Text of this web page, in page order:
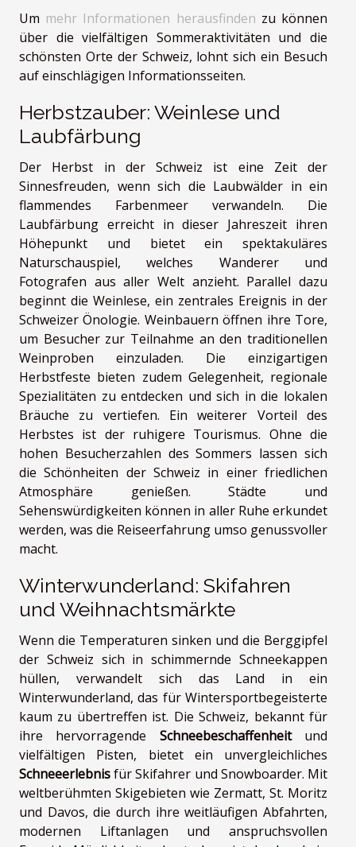
Um mehr Informationen herausfinden zu können
über die vielfältigen Sommeraktivitäten und die
schönsten Orte der Schweiz, lohnt sich ein Besuch
auf einschlägigen Informationsseiten.
Herbstzauber: Weinlese und
Laubfärbung
Der Herbst in der Schweiz ist eine Zeit der
Sinnesfreuden, wenn sich die Laubwälder in ein
flammendes Farbenmeer verwandeln. Die
Laubfärbung erreicht in dieser Jahreszeit ihren
Höhepunkt und bietet ein spektakuläres
Naturschauspiel, welches Wanderer und
Fotografen aus aller Welt anzieht. Parallel dazu
beginnt die Weinlese, ein zentrales Ereignis in der
Schweizer Önologie. Weinbauern öffnen ihre Tore,
um Besucher zur Teilnahme an den traditionellen
Weinproben einzuladen. Die einzigartigen
Herbstfeste bieten zudem Gelegenheit, regionale
Spezialitäten zu entdecken und sich in die lokalen
Bräuche zu vertiefen. Ein weiterer Vorteil des
Herbstes ist der ruhigere Tourismus. Ohne die
hohen Besucherzahlen des Sommers lassen sich
die Schönheiten der Schweiz in einer friedlichen
Atmosphäre genießen. Städte und
Sehenswürdigkeiten können in aller Ruhe erkundet
werden, was die Reiseerfahrung umso genussvoller
macht.
Winterwunderland: Skifahren
und Weihnachtsmärkte
Wenn die Temperaturen sinken und die Berggipfel
der Schweiz sich in schimmernde Schneekappen
hüllen, verwandelt sich das Land in ein
Winterwunderland, das für Wintersportbegeisterte
kaum zu übertreffen ist. Die Schweiz, bekannt für
ihre hervorragende Schneebeschaffenheitund
vielfältigen Pisten, bietet ein unvergleichliches
Schneeerlebnisfür Skifahrer und Snowboarder. Mit
weltberühmten Skigebieten wie Zermatt, St. Moritz
und Davos, die durch ihre weitläufigen Abfahrten,
modernen Liftanlagen und anspruchsvollen